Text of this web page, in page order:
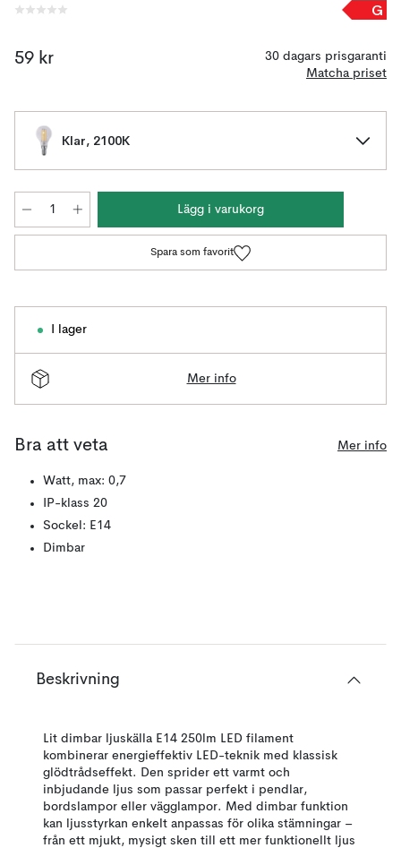
G
59 kr
30 dagars prisgaranti
Matcha priset
Klar, 2100K
Lägg i varukorg
Spara som favorit
I lager
Mer info
Bra att veta Mer info
Watt, max: 0,7
IP-klass 20
Sockel: E14
Dimbar
Beskrivning
Lit dimbar ljuskälla E14 250lm LED filament
kombinerar energieffektiv LED-teknik med klassisk
glödtrådseffekt. Den sprider ett varmt och
inbjudande ljus som passar perfekt i pendlar,
bordslampor eller vägglampor. Med dimbar funktion
kan ljusstyrkan enkelt anpassas för olika stämningar –
från ett mjukt, mysigt sken till ett mer funktionellt ljus